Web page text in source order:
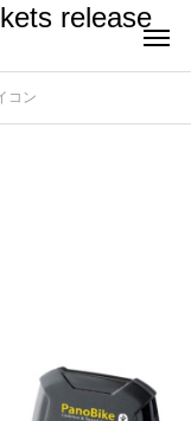
release
コン